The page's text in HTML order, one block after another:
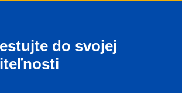
do svojej